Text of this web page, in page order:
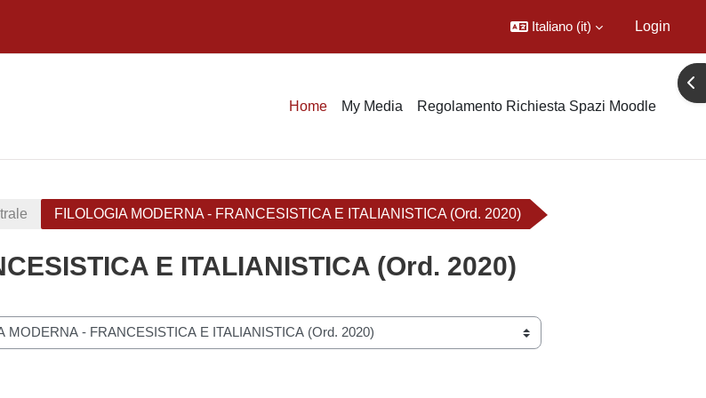
Italiano ‎(it)‎ Login
Home My Media Regolamento Richiesta Spazi Moodle
FILOLOGIA MODERNA - FRANCESISTICA E ITALIANISTICA (Ord. 2020)
E ITALIANISTICA (Ord. 2020)